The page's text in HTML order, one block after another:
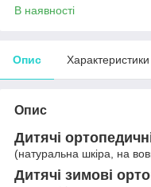
В наявності
Опис Характеристики
Опис
Дитячі
(натуральна шкіра, на
Дитячі зимові